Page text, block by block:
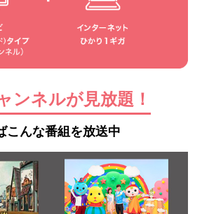
ンネルが見放題！
こんな番組を放送中